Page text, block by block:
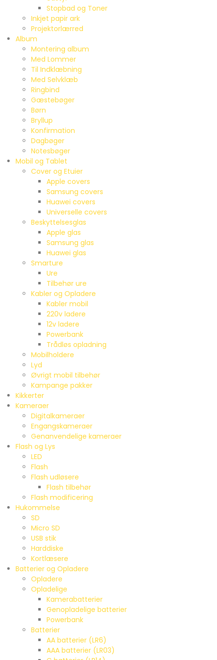
Stopbad og Toner
Inkjet papir ark
Projektorlærred
Album
Montering album
Med Lommer
Til Indklæbning
Med Selvklæb
Ringbind
Gæstebøger
Børn
Bryllup
Konfirmation
Dagbøger
Notesbøger
Mobil og Tablet
Cover og Etuier
Apple covers
Samsung covers
Huawei covers
Universelle covers
Beskyttelsesglas
Apple glas
Samsung glas
Huawei glas
Smarture
Ure
Tilbehør ure
Kabler og Opladere
Kabler mobil
220v ladere
12v ladere
Powerbank
Trådløs opladning
Mobilholdere
Lyd
Øvrigt mobil tilbehør
Kampange pakker
Kikkerter
Kameraer
Digitalkameraer
Engangskameraer
Genanvendelige kameraer
Flash og Lys
LED
Flash
Flash udløsere
Flash tilbehør
Flash modificering
Hukommelse
SD
Micro SD
USB stik
Harddiske
Kortlæsere
Batterier og Opladere
Opladere
Opladelige
Kamerabatterier
Genopladelige batterier
Powerbank
Batterier
AA batterier (LR6)
AAA batterier (LR03)